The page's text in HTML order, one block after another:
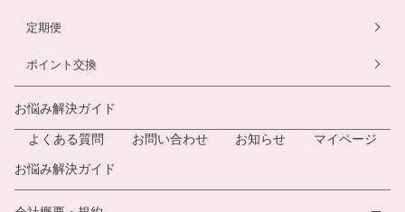
定期便
ポイント交換
お悩み解決ガイド
よくある質問
お問い合わせ お知らせ
マイページ
お悩み解決ガイド